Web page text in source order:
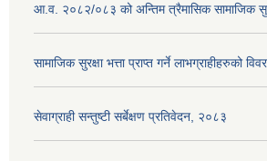
आ.व. २०८२/०८३ को अन्तिम त्रैमासिक सामाजिक
सामाजिक सुरक्षा भत्ता प्राप्त गर्ने लाभग्राहीहरुको
सेवाग्राही सन्तुष्टी सर्बेक्षण प्रतिवेदन, २०८३